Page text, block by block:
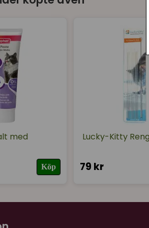
med
Köp
Lucky-Kitty
79 kr